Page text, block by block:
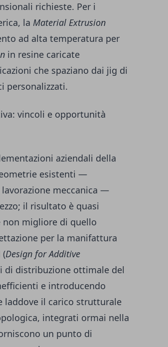
richieste. Per i
la Material Extrusion
ad alta temperatura per
in resine caricate
che spaziano dai jig di
personalizzati.
vincoli e opportunità
aziendali della
esistenti —
meccanica —
il risultato è quasi
migliore di quello
per la manifattura
(Design for Additive
di distribuzione ottimale del
e introducendo
laddove il carico strutturale
integrati ormai nella
un punto di